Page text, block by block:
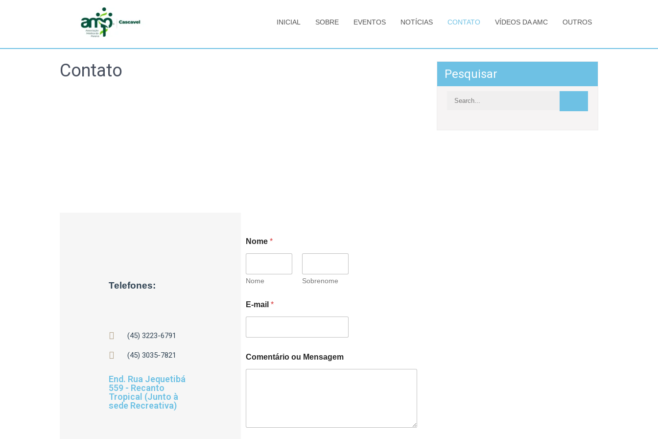
INICIAL SOBRE EVENTOS NOTÍCIAS CONTATO VÍDEOS DA AMC OUTROS
Contato
Telefones:
(45) 3223-6791
(45) 3035-7821
End. Rua Jequetibá
559 - Recanto
Tropical (Junto à
sede Recreativa)
Nome *
Nome Sobrenome
E-mail *
o
m
Comentário ou Mensagem
Pesquisar